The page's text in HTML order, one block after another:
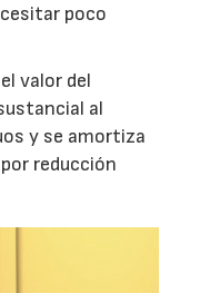
poco
valor del
al
y se amortiza
reducción